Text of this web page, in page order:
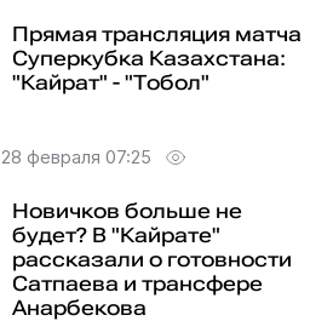
Прямая трансляция матча
Суперкубка Казахстана:
"Кайрат" - "Тобол"
28 февраля 07:25
Новичков больше не
будет? В "Кайрате"
рассказали о готовности
Сатпаева и трансфере
Анарбекова